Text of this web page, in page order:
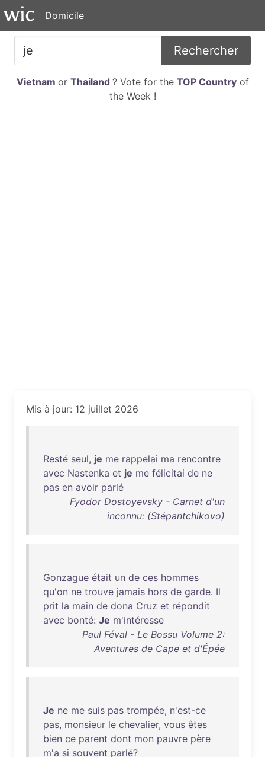
Domicile
Rechercher
Vietnam or Thailand ? Vote for the TOP Countryof
the Week !
Mis à jour: 12 juillet 2026
Resté seul, je me rappelai ma rencontre
avec Nastenka et je me félicitai de ne
pas en avoir parlé
Fyodor Dostoyevsky - Carnet d'un
inconnu: (Stépantchikovo)
Gonzague était un de ces hommes
qu'on ne trouve jamais hors de garde. Il
prit la main de dona Cruz et répondit
avec bonté: Je m'intéresse
Paul Féval - Le Bossu Volume 2:
Aventures de Cape et d'Épée
Je ne me suis pas trompée, n'est-ce
pas, monsieur le chevalier, vous êtes
bien ce parent dont mon pauvre père
m'a si souvent parlé?